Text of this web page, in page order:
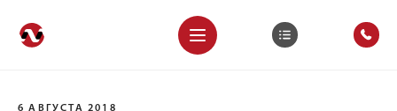
6 АВГУСТА 2018